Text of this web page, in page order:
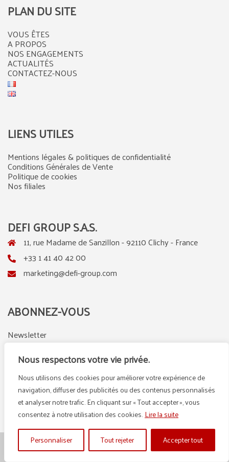
Nous respectons votre vie privée.
Nous utilisons des cookies pour améliorer votre expérience de
navigation, diffuser des publicités ou des contenus personnalisés
et analyser notre trafic. En cliquant sur « Tout accepter », vous
consentez à notre utilisation des cookies.Lire la suite
Personnaliser
Tout rejeter Accepter tout
PLAN DU SITE
VOUS ÊTES
A PROPOS
NOS ENGAGEMENTS
ACTUALITÉS
CONTACTEZ-NOUS
LIENS UTILES
Mentions légales & politiques de confidentialité
Conditions Générales de Vente
Politique de cookies
Nos filiales
DEFI GROUP S.A.S.
11, rue Madame de Sanzillon - 92110 Clichy - France
+33 1 41 40 42 00
marketing@defi-group.com
ABONNEZ-VOUS
Newsletter
LinkedIn
Instagram
© {2025} DEFI GROUP